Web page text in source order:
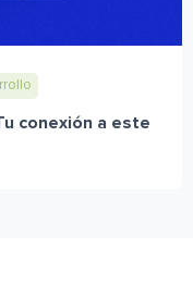
conexión a este